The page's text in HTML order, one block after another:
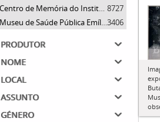
Centro de Memória do Instituto Butantan 8727
Museu de Saúde Pública Emílio Ribas3406
produtor
nome
local
assunto
género